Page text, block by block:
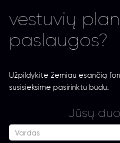
vestuvių
paslaugos?
Užpildykite žemiau esančią
susisieksime pasirinktu būdu.
Jūsų